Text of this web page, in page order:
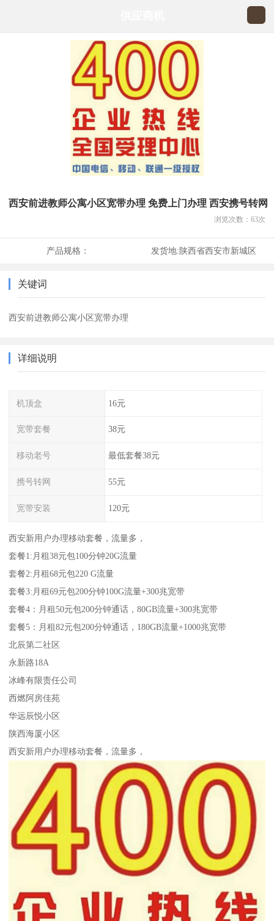
西安前进教师公寓小区宽带办理 免费上门办理 西安携号转网
浏览次数： 63次
产品规格： 发货地:陕西省西安市新城区
关键词
西安前进教师公寓小区宽带办理
详细说明
机顶盒 16元
宽带套餐 38元
移动老号 最低套餐38元
携号转网 55元
宽带安装 120元
西安新用户办理移动套餐，流量多，
套餐1:月租38元包100分钟20G流量
套餐2:月租68元包220 G流量
套餐3:月租69元包200分钟100G流量+300兆宽带
套餐4：月租50元包200分钟通话，80GB流量+300兆宽带
套餐5：月租82元包200分钟通话，180GB流量+1000兆宽带
北辰第二社区
永新路18A
冰峰有限责任公司
西燃阿房佳苑
华远辰悦小区
陕西海厦小区
西安新用户办理移动套餐，流量多，